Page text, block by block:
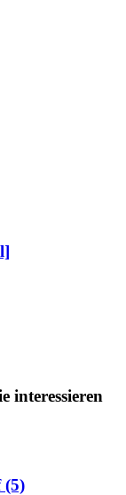
interessieren
(5)